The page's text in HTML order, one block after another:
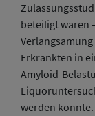
beteiligt waren
Erkrankten in
Amyloid-
werden